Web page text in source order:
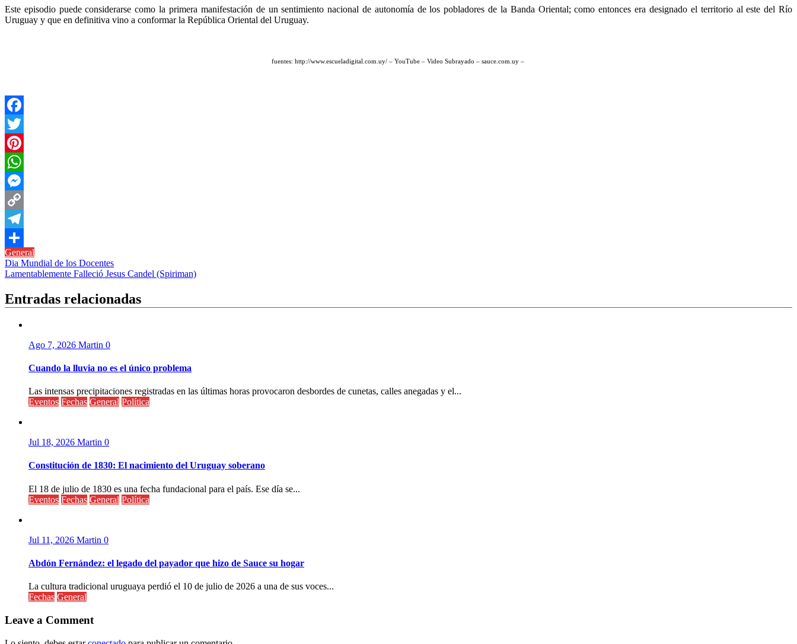
Este episodio puede considerarse como la primera manifestación de un sentimiento nacional de autonomía de los pobladores de la Banda Oriental; como entonces era designado el territorio al este del Río
Uruguay y que en definitiva vino a conformar la República Oriental del Uruguay.
fuentes: http://www.escueladigital.com.uy/ – YouTube – Video Subrayado – sauce.com.uy –
Facebook
Twitter
Pinterest
WhatsApp
Messenger
Copy
Link
Telegram
Compartir
General
Navegación
de
entradas
Dia Mundial de los Docentes
Lamentablemente Falleció Jesus Candel (Spiriman)
Entradas relacionadas
Ago 7, 2026 Martin 0
Cuando la lluvia no es el único problema
Las intensas precipitaciones registradas en las últimas horas provocaron desbordes de cunetas, calles anegadas y el...
Eventos Fechas General Política
Jul 18, 2026 Martin 0
Constitución de 1830: El nacimiento del Uruguay soberano
El 18 de julio de 1830 es una fecha fundacional para el país. Ese día se...
Eventos Fechas General Política
Jul 11, 2026 Martin 0
Abdón Fernández: el legado del payador que hizo de Sauce su hogar
La cultura tradicional uruguaya perdió el 10 de julio de 2026 a una de sus voces...
Fechas General
Leave a Comment